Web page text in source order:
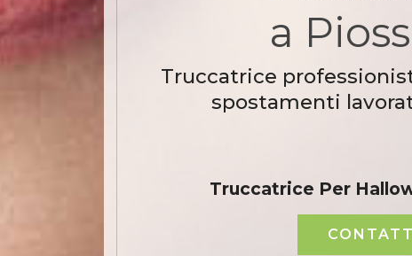
a
Truccatrice
spostamenti
Truccatrice Per